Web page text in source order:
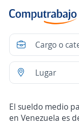
El sueldo medio
en Venezuela es